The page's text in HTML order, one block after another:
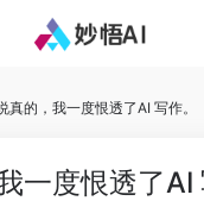
真的，我一度恨透了AI 写作。
一度恨透了AI